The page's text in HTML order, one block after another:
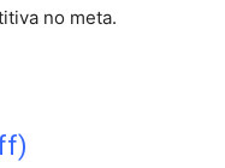
no meta.